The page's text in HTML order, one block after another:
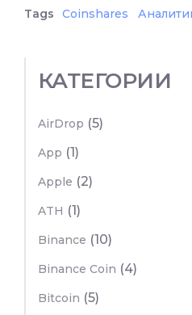
Tags Coinshares
КАТЕГОРИИ
AirDrop (5)
App (1)
Apple (2)
ATH (1)
Binance (10)
Binance Coin (4)
Bitcoin (5)